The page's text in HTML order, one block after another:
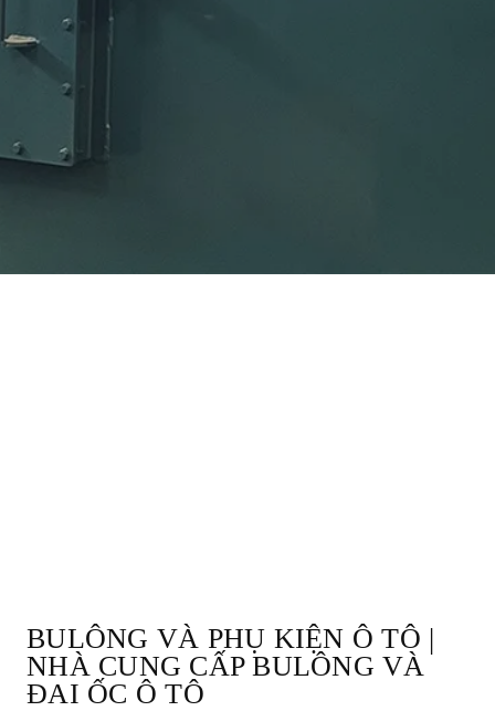
BULÔNG VÀ PHỤ KIỆN Ô TÔ |
NHÀ CUNG CẤP BULÔNG VÀ
ĐAI ỐC Ô TÔ